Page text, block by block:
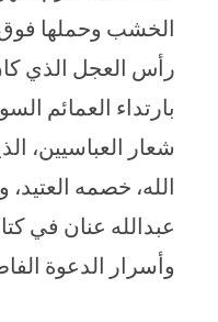
الخشب وحملها
رأس العجل الذي
بارتداء العمائم
شعار العباسيين،
الله، خصمه
عبدالله عنان في
وأسرار الدعوة